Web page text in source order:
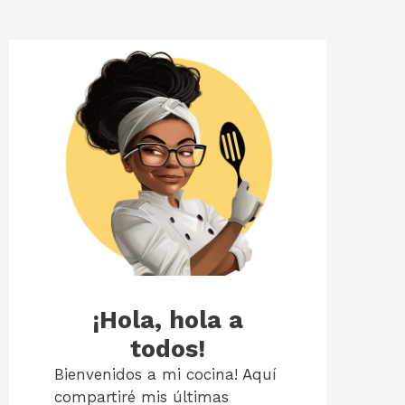
¡Hola, hola a
todos!
Bienvenidos a mi cocina! Aquí
compartiré mis últimas